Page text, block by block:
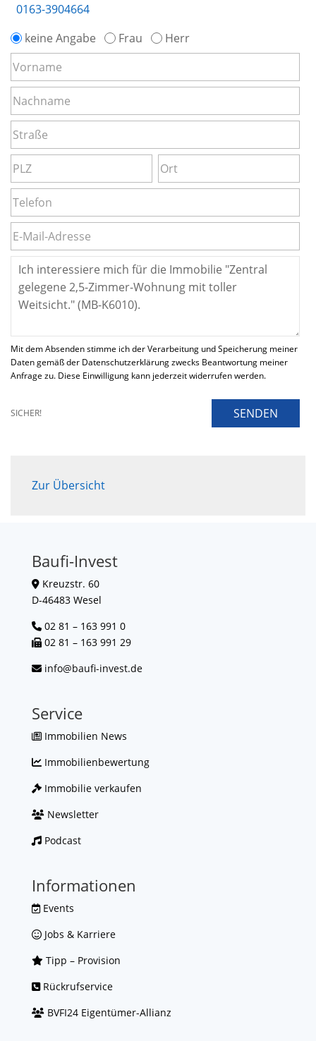
0163-3904664
keine Angabe
Frau Herr
Mit dem Absenden stimme ich der Verarbeitung und Speicherung meiner
Daten gemäß der Datenschutzerklärung zwecks Beantwortung meiner
Anfrage zu. Diese Einwilligung kann jederzeit widerrufen werden.
SICHER! SENDEN
Zur Übersicht
Baufi-Invest
Kreuzstr. 60
D-46483 Wesel
02 81 – 163 991 0
02 81 – 163 991 29
info@baufi-invest.de
Service
Immobilien News
Immobilienbewertung
Immobilie verkaufen
Newsletter
Podcast
Informationen
Events
Jobs & Karriere
Tipp – Provision
Rückrufservice
BVFI24 Eigentümer-Allianz